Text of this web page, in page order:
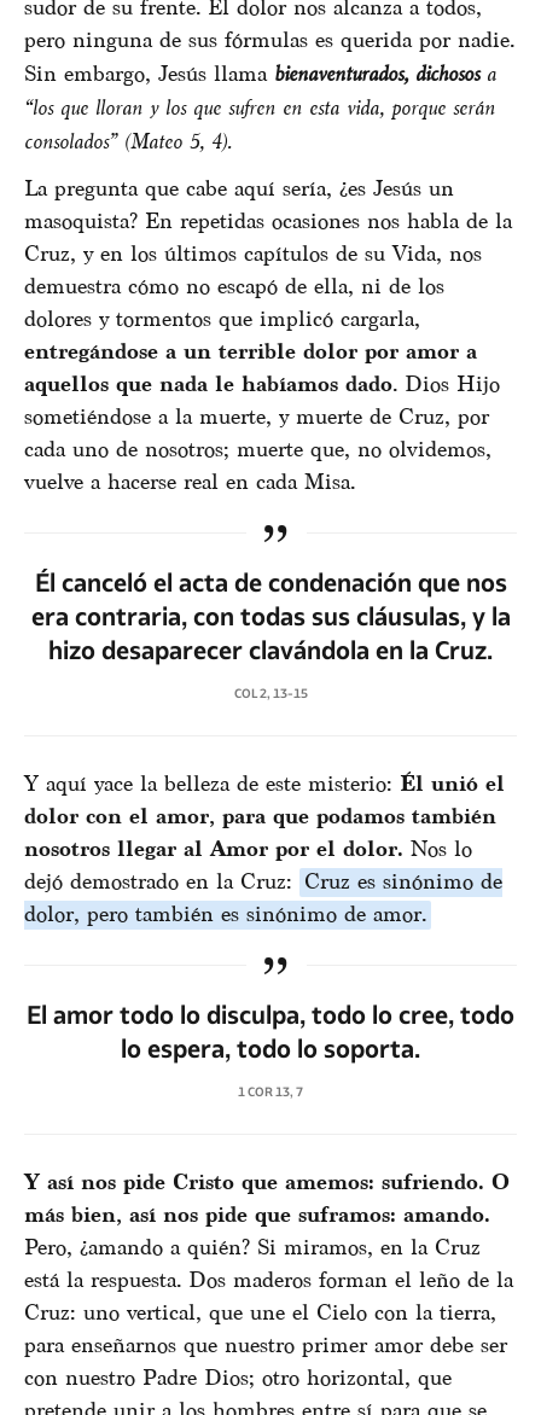
sudor de su frente. El dolor nos alcanza a todos,
pero ninguna de sus fórmulas es querida por nadie.
Sin embargo, Jesús llama bienaventurados, dichososa
“los que lloran y los que sufren en esta vida, porque serán
consolados” (Mateo 5, 4).
La pregunta que cabe aquí sería, ¿es Jesús un
masoquista? En repetidas ocasiones nos habla de la
Cruz, y en los últimos capítulos de su Vida, nos
demuestra cómo no escapó de ella, ni de los
dolores y tormentos que implicó cargarla,
entregándose a un terrible dolor por amor a
aquellos que nada le habíamos dado. Dios Hijo
sometiéndose a la muerte, y muerte de Cruz, por
cada uno de nosotros; muerte que, no olvidemos,
vuelve a hacerse real en cada Misa.
Él canceló el acta de condenación que nos
era contraria, con todas sus cláusulas, y la
hizo desaparecer clavándola en la Cruz.
COL 2, 13-15
Y aquí yace la belleza de este misterio: Él unió el
dolor con el amor, para que podamos también
nosotros llegar al Amor por el dolor. Nos lo
dejó demostrado en la Cruz: Cruz es sinónimo de
dolor, pero también es sinónimo de amor.
El amor todo lo disculpa, todo lo cree, todo
lo espera, todo lo soporta.
1 COR 13, 7
Y así nos pide Cristo que amemos: sufriendo. O
más bien, así nos pide que suframos: amando.
Pero, ¿amando a quién? Si miramos, en la Cruz
está la respuesta. Dos maderos forman el leño de la
Cruz: uno vertical, que une el Cielo con la tierra,
para enseñarnos que nuestro primer amor debe ser
con nuestro Padre Dios; otro horizontal, que